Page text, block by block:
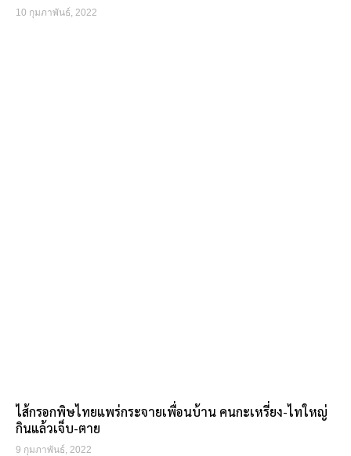
10 กุมภาพันธ์, 2022
ไส้กรอกพิษไทยแพร่กระจายเพื่อนบ้าน คนกะเหรี่ยง-ไทใหญ่
กินแล้วเจ็บ-ตาย
9 กุมภาพันธ์, 2022